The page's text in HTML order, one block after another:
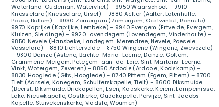
Waterland-Oudeman, Watervliet) – 9950 Waarschoot – 9910
Knesselare (Knesselare, Ursel) – 9880 Aalter (Aalter, Lotenhulle,
Poeke, Bellem) – 9930 Zomergem (Zomergem, Oostwinkel, Ronsele) –
9970 Kaprijke (Kaprijke, Lembeke) – 9940 Evergem (Ertvelde, Evergem,
Kluizen, Sleidinge) – 9920 Lovendegem (Lovendegem, Vinderhoute) –
9850 Nevele (Hansbeke, Landegem, Merendree, Nevele, Poesele,
Vosselare) – 8810 Lichtervelde – 8750 Wingene (Wingene, Zwevezele)
– 9800 Deinze (Astene, Bachte-Maria-Leerne, Deinze, Gottem,
Grammene, Meigem, Petegem-aan-de-Leie, Sint-Martens-Leerne,
Vinkt, Wotergem, Zeveren) – 8850 Ardooie (Ardooie, Koolskamp) –
8830 Hooglede (Gits, Hooglede) – 8740 Pittem (Egem, Pittem) – 8700
Tielt (Aarsele, Kanegem, Schuiferskapelle, Tielt) – 8600 Diksmuide
(Beerst, Diksmuide, Driekapellen, Esen, Kaaskerke, Keiem, Lampernisse,
Leke, Nieuwkapelle, Oostkerke, Oudekapelle, Pervijze, Sint-Jacobs-
Kapelle, Stuivekenskerke, Vladslo, Woumen)